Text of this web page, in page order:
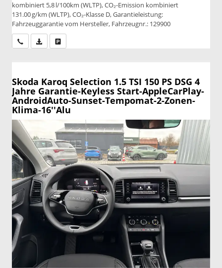
kombiniert 5,8 l/100km (WLTP), CO₂-Emission kombiniert
131.00 g/km (WLTP), CO₂-Klasse D, Garantieleistung:
Fahrzeuggarantie vom Hersteller, Fahrzeugnr.: 129900
Wir rufen Sie anPDF-Datei, Fahrzeugexposé drucken
Skoda Karoq Selection 1.5 TSI 150 PS DSG 4
Jahre Garantie-Keyless Start-AppleCarPlay-
AndroidAuto-Sunset-Tempomat-2-Zonen-
Klima-16''Alu